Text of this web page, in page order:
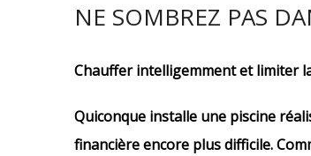
NE SOMBREZ PAS
Chauffer intelligemment et limiter
Quiconque installe une piscine
financière encore plus difficile.